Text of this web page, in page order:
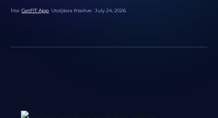
Írta:GetFIT App Utoljásra frissítve: July 24, 2026